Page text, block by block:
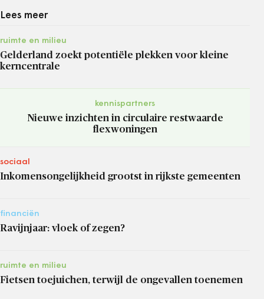
Lees meer
ruimte en milieu
Gelderland zoekt potentiële plekken voor kleine
kerncentrale
kennispartners
Nieuwe inzichten in circulaire restwaarde
flexwoningen
sociaal
Inkomensongelijkheid grootst in rijkste gemeenten
financiën
Ravijnjaar: vloek of zegen?
ruimte en milieu
Fietsen toejuichen, terwijl de ongevallen toenemen